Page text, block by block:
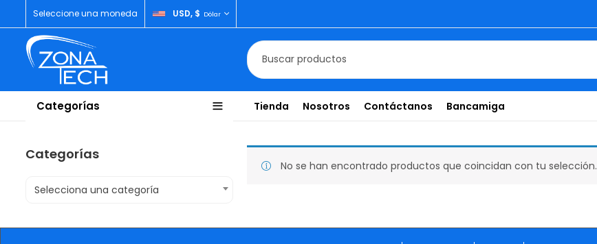
Seleccione una moneda USD, $ Dólar
Categorías Tienda Nosotros Contáctanos Bancamiga
No se han encontrado productos que coincidan con tu selección.
Categorías
Selecciona una categoría